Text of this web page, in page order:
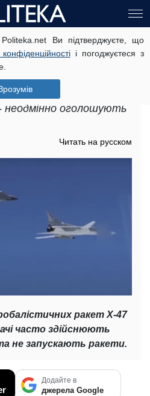
Ви підтверджуєте, що
і погоджуєтеся з
"Кинджал", яку
головна
в рф злітає
неодмінно оголошують
Читать на русском
ракет Х-47
часто здійснюють
не запускають ракети.
Додайте в
джерела Google